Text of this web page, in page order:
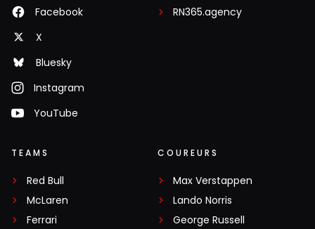
Facebook
X
Bluesky
Instagram
YouTube
RN365.agency
TEAMS
Red Bull
McLaren
Ferrari
COUREURS
Max Verstappen
Lando Norris
George Russell